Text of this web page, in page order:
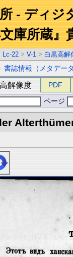
- ディジ
庫所蔵』
Lc-22 > V-1 > 白黒高解
-書誌情報（メタデー
解像度 PDF
ページ